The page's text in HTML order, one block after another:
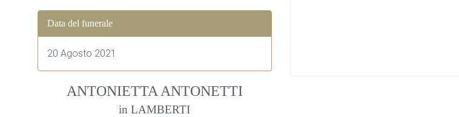
Data del funerale
20 Agosto 2021
ANTONIETTA ANTONETTI
in LAMBERTI